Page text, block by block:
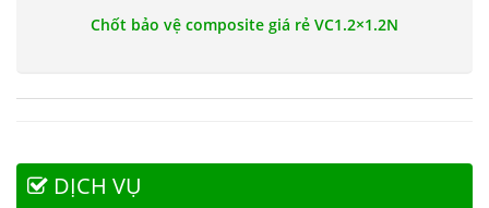
Chốt bảo vệ composite giá rẻ VC1.2×1.2N
DỊCH VỤ